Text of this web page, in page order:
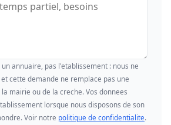
annuaire, pas l'etablissement : nous ne
cette demande ne remplace pas une
mairie ou de la creche. Vos donnees
lorsque nous disposons de son
Voir notre politique de confidentialite.